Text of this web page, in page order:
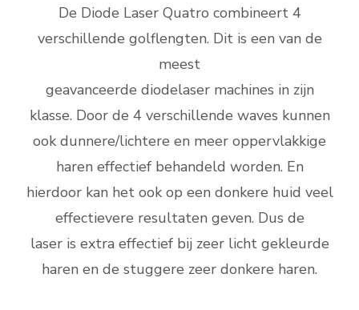
De Diode Laser Quatro combineert 4
verschillende golflengten. Dit is een van de
meest
geavanceerde diodelaser machines in zijn
klasse. Door de 4 verschillende waves kunnen
ook dunnere/lichtere en meer oppervlakkige
haren effectief behandeld worden. En
hierdoor kan het ook op een donkere huid veel
effectievere resultaten geven. Dus de
laser is extra effectief bij zeer licht gekleurde
haren en de stuggere zeer donkere haren.